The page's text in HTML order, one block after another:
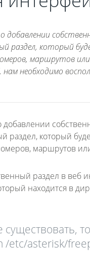
раздел, который
маршрутов
нам необходимо
раздел, который
маршрутов
раздел в веб
находится в
/etc/asterisk/